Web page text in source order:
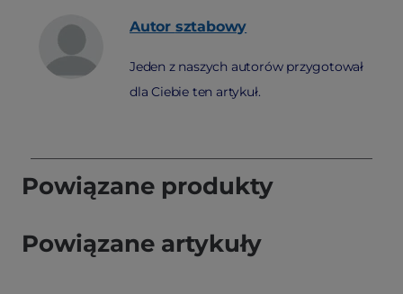
Autor sztabowy
Jeden z naszych autorów przygotował
dla Ciebie ten artykuł.
Powiązane produkty
Powiązane artykuły